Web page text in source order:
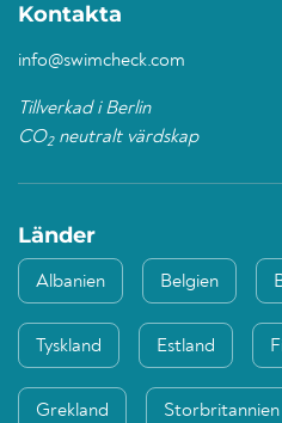
Kontakta
info@swimcheck.com
Tillverkad i Berlin
CO2neutralt värdskap
Länder
Albanien Belgien
Tyskland Estland
Grekland Storbritannien